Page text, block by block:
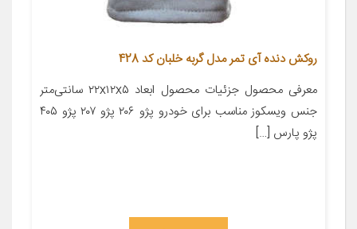
روکش دنده آی تمر مدل گربه خلبان کد 428
معرفی محصول جزئیات محصول ابعاد ۲۲x۱۲x۵ سانتی‌متر
جنس ویسکوز مناسب برای خودرو پژو ۲۰۶ پژو ۲۰۷ پژو ۴۰۵
پژو پارس […]